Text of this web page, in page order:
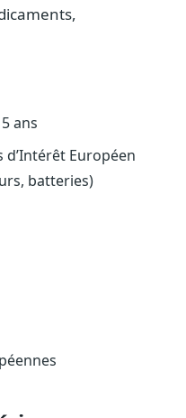
ans
Européen
batteries)